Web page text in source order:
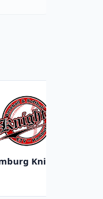
Knights